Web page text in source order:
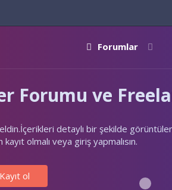
Forumlar
Forumu ve
detaylı bir şekilde
olmalı veya giriş yapmalısın.
Kayıt ol